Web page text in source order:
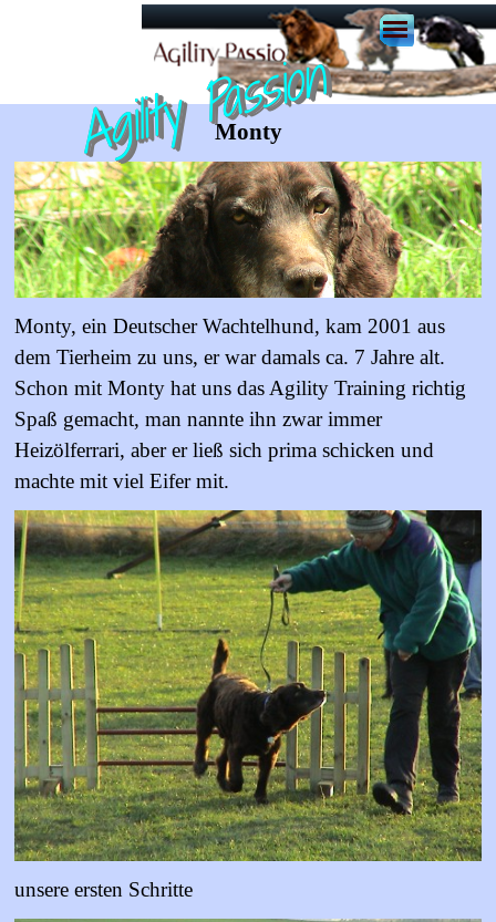
Agility Passion
Monty
Monty, ein Deutscher Wachtelhund, kam 2001 aus
dem Tierheim zu uns, er war damals ca. 7 Jahre alt.
Schon mit Monty hat uns das Agility Training richtig
Spaß gemacht, man nannte ihn zwar immer
Heizölferrari, aber er ließ sich prima schicken und
machte mit viel Eifer mit.
unsere ersten Schritte